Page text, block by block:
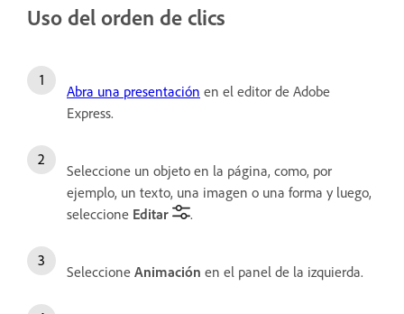
Uso del orden de clics
Abra una presentación en el editor de Adobe
Express.
Seleccione un objeto en la página, como, por
ejemplo, un texto, una imagen o una forma y luego,
seleccione Editar .
Seleccione Animación en el panel de la izquierda.